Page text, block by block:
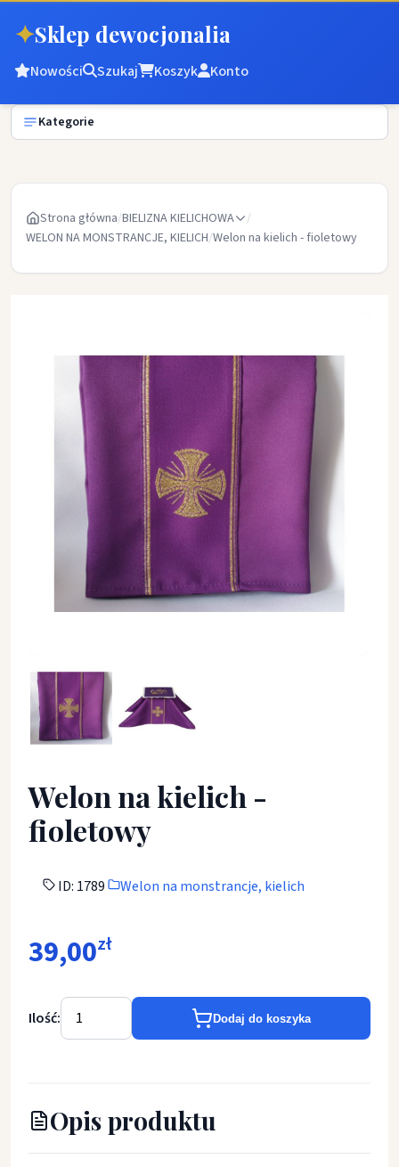
✦Sklep dewocjonalia
Nowości Szukaj Koszyk Konto
Kategorie
Strona główna/BIELIZNA KIELICHOWA
/
WELON NA MONSTRANCJE, KIELICH/Welon na kielich - fioletowy
Welon na kielich -
fioletowy
ID: 1789 Welon na monstrancje, kielich
39,00zł
Ilość: Dodaj do koszyka
Opis produktu